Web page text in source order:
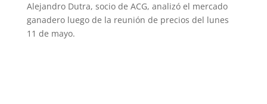
Alejandro Dutra, socio de ACG, analizó el mercado
ganadero luego de la reunión de precios del lunes
11 de mayo.